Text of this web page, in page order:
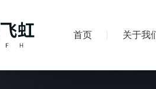
首页 关于我